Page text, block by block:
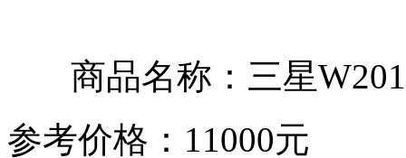
商品名称：三星
参考价格：11000元